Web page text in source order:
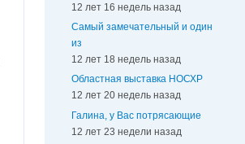
12 лет 16 недель назад
Самый замечательный и один
из
12 лет 18 недель назад
Областная выставка НОСХР
12 лет 20 недель назад
Галина, у Вас потрясающие
12 лет 23 недели назад